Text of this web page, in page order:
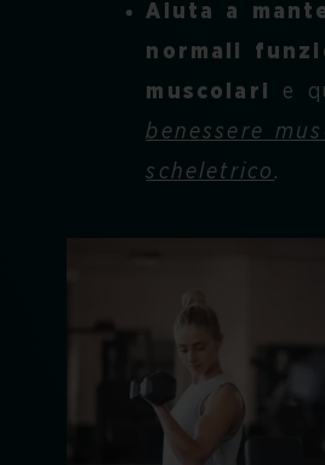
Aiuta a
normali
muscolari
e
benessere
scheletrico .